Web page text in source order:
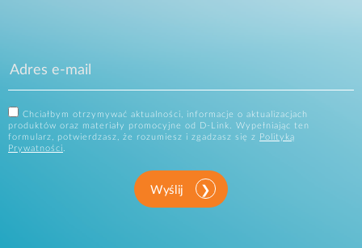
Chciałbym otrzymywać aktualności, informacje o aktualizacjach
produktów oraz materiały promocyjne od D-Link. Wypełniając ten
formularz, potwierdzasz, że rozumiesz i zgadzasz się z
Polityką
Prywatności.
Wyślij